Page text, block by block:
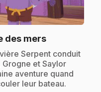
des mers.
Serpent conduit
et Saylor
aventure quand
leur bateau.